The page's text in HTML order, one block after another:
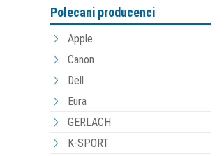
Polecani producenci
Apple
Canon
Dell
Eura
GERLACH
K-SPORT